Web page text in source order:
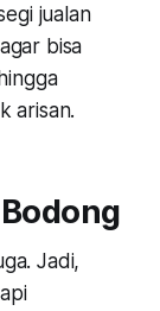
jualan
bisa
arisan.
Jadi,